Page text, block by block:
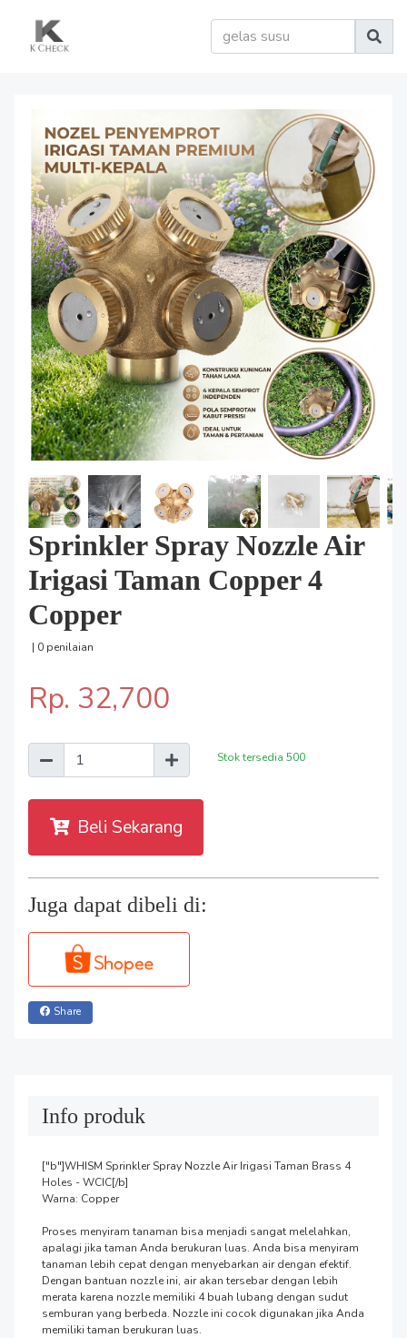
Sprinkler Spray Nozzle Air
Irigasi Taman Copper 4
Copper
| 0 penilaian
Rp. 32,700
Stok tersedia 500
Beli Sekarang
Juga dapat dibeli di:
Share
Info produk
["b"]WHISM Sprinkler Spray Nozzle Air Irigasi Taman Brass 4
Holes - WCIC[/b]
Warna: Copper
Proses menyiram tanaman bisa menjadi sangat melelahkan,
apalagi jika taman Anda berukuran luas. Anda bisa menyiram
tanaman lebih cepat dengan menyebarkan air dengan efektif.
Dengan bantuan nozzle ini, air akan tersebar dengan lebih
merata karena nozzle memiliki 4 buah lubang dengan sudut
semburan yang berbeda. Nozzle ini cocok digunakan jika Anda
memiliki taman berukuran luas.